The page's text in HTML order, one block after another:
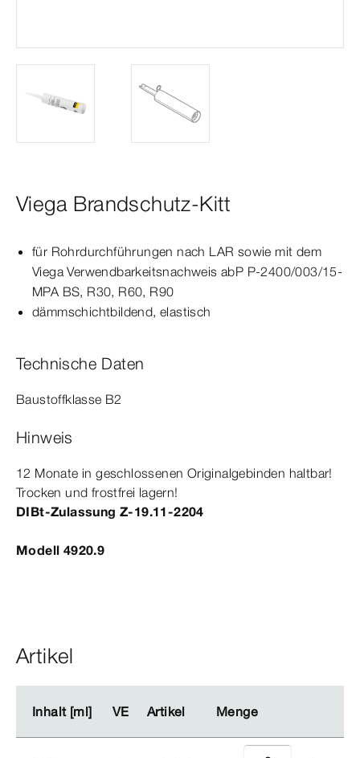
Viega Brandschutz-Kitt
für Rohrdurchführungen nach LAR sowie mit dem
Viega Verwendbarkeitsnachweis abP P-2400/003/15-
MPA BS, R30, R60, R90
dämmschichtbildend, elastisch
Technische Daten
Baustoffklasse B2
Hinweis
12 Monate in geschlossenen Originalgebinden haltbar!
Trocken und frostfrei lagern!
DIBt-​Zulassung Z-19.11‑2204
Modell 4920.9
Artikel
Inhalt [ml] VE Artikel Menge
Inhalt [ml] VE Artikel Menge